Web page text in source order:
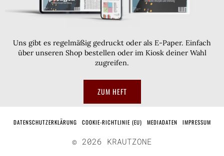
Uns gibt es regelmäßig gedruckt oder als E-Paper. Einfach
über unseren Shop bestellen oder im Kiosk deiner Wahl
zugreifen.
ZUM HEFT
DATENSCHUTZERKLÄRUNG COOKIE-RICHTLINIE (EU) MEDIADATEN IMPRESSUM
© 2026 KRAUTZONE